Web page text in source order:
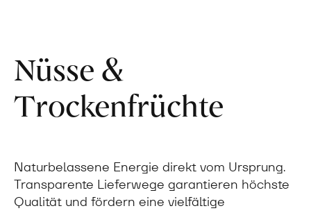
Nüsse &
Trockenfrüchte
Naturbelassene Energie direkt vom Ursprung.
Transparente Lieferwege garantieren höchste
Qualität und fördern eine vielfältige